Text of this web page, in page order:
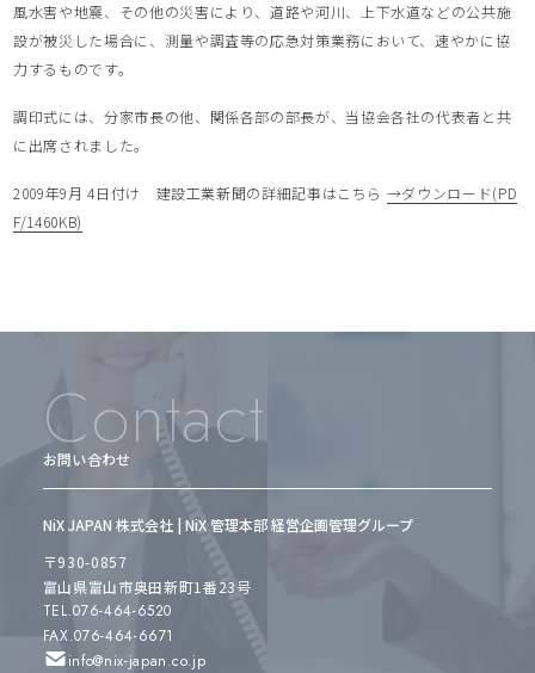
風水害や地震、その他の災害により、道路や河川、上下水道などの公共施
設が被災した場合に、測量や調査等の応急対策業務において、速やかに協
力するものです。
調印式には、分家市長の他、関係各部の部長が、当協会各社の代表者と共
に出席されました。
2009年9月 4日付け 建設工業新聞の詳細記事はこちら →ダウンロード(PD
F/1460KB)
Contact
お問い合わせ
NiX JAPAN 株式会社 | NiX 管理本部 経営企画管理グループ
〒930-0857
富山県富山市奥田新町1番23号
TEL.076-464-6520
FAX.076-464-6671
info@nix-japan.co.jp